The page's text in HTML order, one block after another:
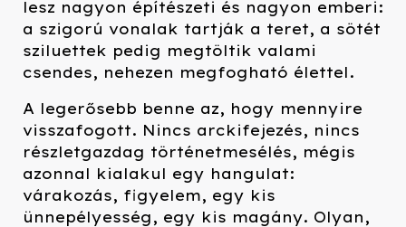
lesz nagyon építészeti és nagyon emberi:
a szigorú vonalak tartják a teret, a sötét
sziluettek pedig megtöltik valami
csendes, nehezen megfogható élettel.
A legerősebb benne az, hogy mennyire
visszafogott. Nincs arckifejezés, nincs
részletgazdag történetmesélés, mégis
azonnal kialakul egy hangulat:
várakozás, figyelem, egy kis
ünnepélyesség, egy kis magány. Olyan,